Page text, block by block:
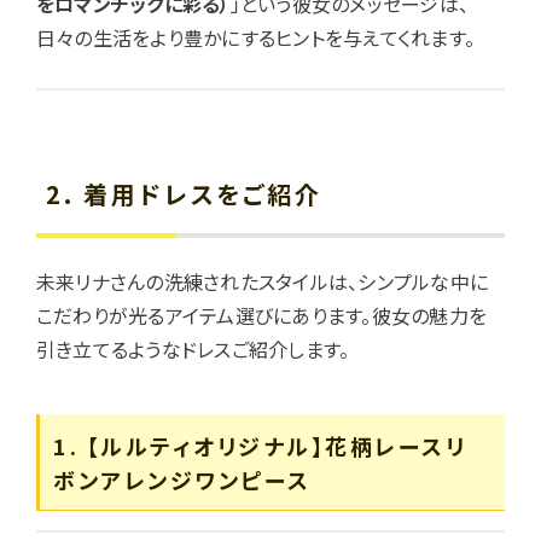
日々の生活をより豊かにするヒントを与えてくれます。
2. 着用ドレスをご紹介
未来リナさんの洗練されたスタイルは、シンプルな中に
こだわりが光るアイテム選びにあります。彼女の魅力を
引き立てるようなドレスご紹介します。
1. 【ルルティオリジナル】花柄レースリ
ボンアレンジワンピース